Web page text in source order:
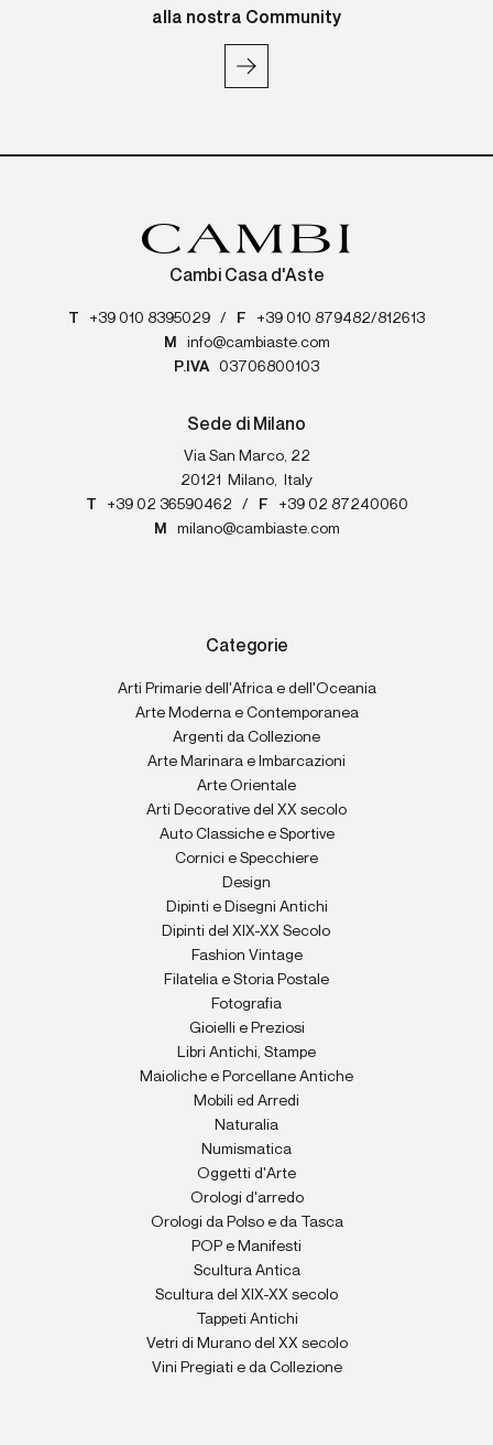
alla nostra Community
Cambi Casa d'Aste
T +39 010 8395029 / F
+39 010 879482/812613
M
info@cambiaste.com
P.IVA
03706800103
Sede di Milano
Via San Marco, 22
20121
Milano,
Italy
T
+39 02 36590462 / F
+39 02 87240060
M
milano@cambiaste.com
Categorie
Arti Primarie dell'Africa e dell'Oceania
Arte Moderna e Contemporanea
Argenti da Collezione
Arte Marinara e Imbarcazioni
Arte Orientale
Arti Decorative del XX secolo
Auto Classiche e Sportive
Cornici e Specchiere
Design
Dipinti e Disegni Antichi
Dipinti del XIX-XX Secolo
Fashion Vintage
Filatelia e Storia Postale
Fotografia
Gioielli e Preziosi
Libri Antichi, Stampe
Maioliche e Porcellane Antiche
Mobili ed Arredi
Naturalia
Numismatica
Oggetti d'Arte
Orologi d'arredo
Orologi da Polso e da Tasca
POP e Manifesti
Scultura Antica
Scultura del XIX-XX secolo
Tappeti Antichi
Vetri di Murano del XX secolo
Vini Pregiati e da Collezione